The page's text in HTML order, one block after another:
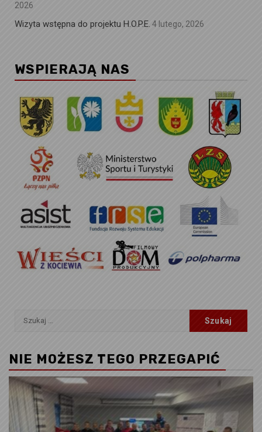
2026
Wizyta wstępna do projektu H.O.P.E. 4 lutego, 2026
WSPIERAJĄ NAS
Szukaj:
NIE MOŻESZ TEGO PRZEGAPIĆ